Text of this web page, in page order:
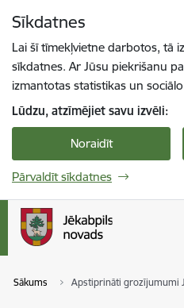
Sīkdatnes
Lai šī tīmekļvietne darbotos, tā
sīkdatnes. Ar Jūsu piekrišanu
izmantotas statistikas un
Lūdzu, atzīmējiet savu izvēli:
Noraidīt
Pārvaldīt sīkdatnes
Sākums Apstiprināti grozījumumi